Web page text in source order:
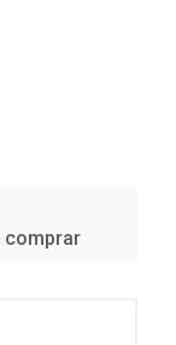
comprar